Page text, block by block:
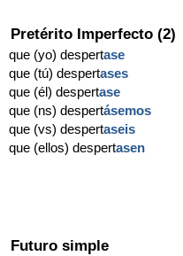
Pretérito Imperfecto (2)
que (yo) despertase
que (tú) despertases
que (él) despertase
que (ns) despertásemos
que (vs) despertaseis
que (ellos) despertasen
Futuro simple